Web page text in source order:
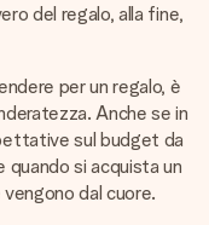
del regalo, alla fine,
per un regalo, è
Anche se in
sul budget da
si acquista un
dal cuore.